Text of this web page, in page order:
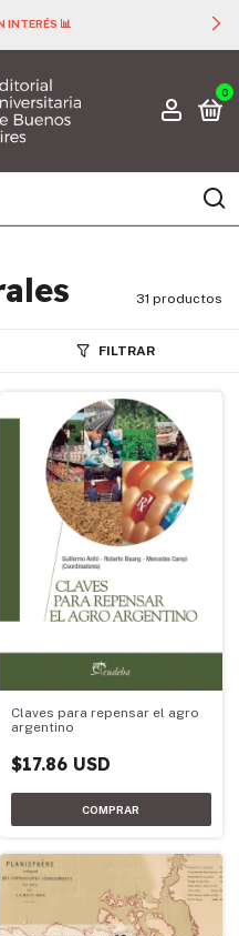
INTERÉS 📊
0
31 productos
FILTRAR
Claves para repensar el agro
argentino
$17.86 USD